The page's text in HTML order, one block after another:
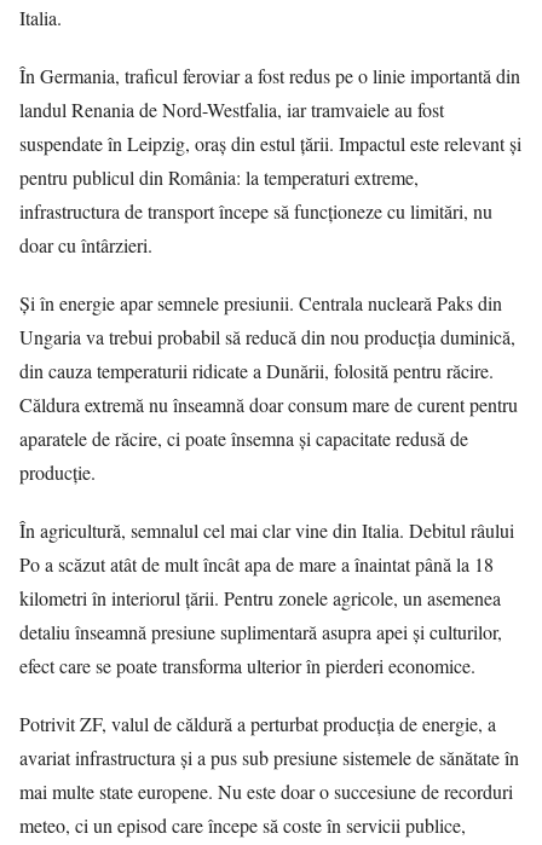
Italia.
În Germania, traficul feroviar a fost redus pe o linie importantă din
landul Renania de Nord-Westfalia, iar tramvaiele au fost
suspendate în Leipzig, oraș din estul țării. Impactul este relevant și
pentru publicul din România: la temperaturi extreme,
infrastructura de transport începe să funcționeze cu limitări, nu
doar cu întârzieri.
Și în energie apar semnele presiunii. Centrala nucleară Paks din
Ungaria va trebui probabil să reducă din nou producția duminică,
din cauza temperaturii ridicate a Dunării, folosită pentru răcire.
Căldura extremă nu înseamnă doar consum mare de curent pentru
aparatele de răcire, ci poate însemna și capacitate redusă de
producție.
În agricultură, semnalul cel mai clar vine din Italia. Debitul râului
Po a scăzut atât de mult încât apa de mare a înaintat până la 18
kilometri în interiorul țării. Pentru zonele agricole, un asemenea
detaliu înseamnă presiune suplimentară asupra apei și culturilor,
efect care se poate transforma ulterior în pierderi economice.
PotrivitZF, valul de căldură a perturbat producția de energie, a
avariat infrastructura și a pus sub presiune sistemele de sănătate în
mai multe state europene. Nu este doar o succesiune de recorduri
meteo, ci un episod care începe să coste în servicii publice,